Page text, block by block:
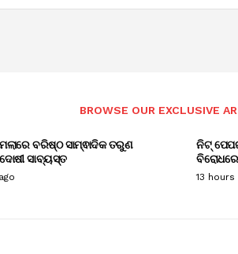
BROWSE OUR EXCLUSIVE
ବରିଷ୍ଠ ସାମ୍ଵାଦିକ ତରୁଣ
ସାବ୍ୟସ୍ତ
ନିଟ୍
ବିରୋଧରେ
13 hours